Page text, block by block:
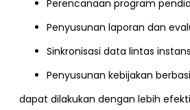
Perencanaan program
Penyusunan laporan dan
Sinkronisasi data lintas
Penyusunan kebijakan
dapat dilakukan dengan lebih